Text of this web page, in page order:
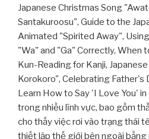
Japanese Christmas Song
Santakuroosu", Guide to the
Animated "Spirited Away",
"Wa" and "Ga" Correctly, When
Kun-Reading for Kanji,
Korokoro", Celebrating Father's
Learn How to Say 'I Love You'
trong nhiều lĩnh vực, bao gồm
cho thấy việc rơi vào trạng thái
thiết lập thế giới bên ngoài bằng